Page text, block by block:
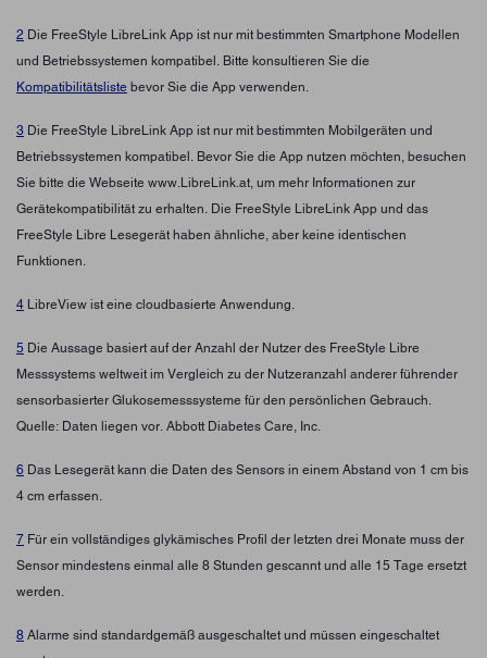
2 Die FreeStyle LibreLink App ist nur mit bestimmten Smartphone Modellen
und Betriebssystemen kompatibel. Bitte konsultieren Sie die
Kompatibilitätsliste bevor Sie die App verwenden.
3 Die FreeStyle LibreLink App ist nur mit bestimmten Mobilgeräten und
Betriebssystemen kompatibel. Bevor Sie die App nutzen möchten, besuchen
Sie bitte die Webseite www.LibreLink.at, um mehr Informationen zur
Gerätekompatibilität zu erhalten. Die FreeStyle LibreLink App und das
FreeStyle Libre Lesegerät haben ähnliche, aber keine identischen
Funktionen.
4 LibreView ist eine cloudbasierte Anwendung.
5 Die Aussage basiert auf der Anzahl der Nutzer des FreeStyle Libre
Messsystems weltweit im Vergleich zu der Nutzeranzahl anderer führender
sensorbasierter Glukosemesssysteme für den persönlichen Gebrauch.
Quelle: Daten liegen vor. Abbott Diabetes Care, Inc.
6 Das Lesegerät kann die Daten des Sensors in einem Abstand von 1 cm bis
4 cm erfassen.
7 Für ein vollständiges glykämisches Profil der letzten drei Monate muss der
Sensor mindestens einmal alle 8 Stunden gescannt und alle 15 Tage ersetzt
werden.
8 Alarme sind standardgemäß ausgeschaltet und müssen eingeschaltet